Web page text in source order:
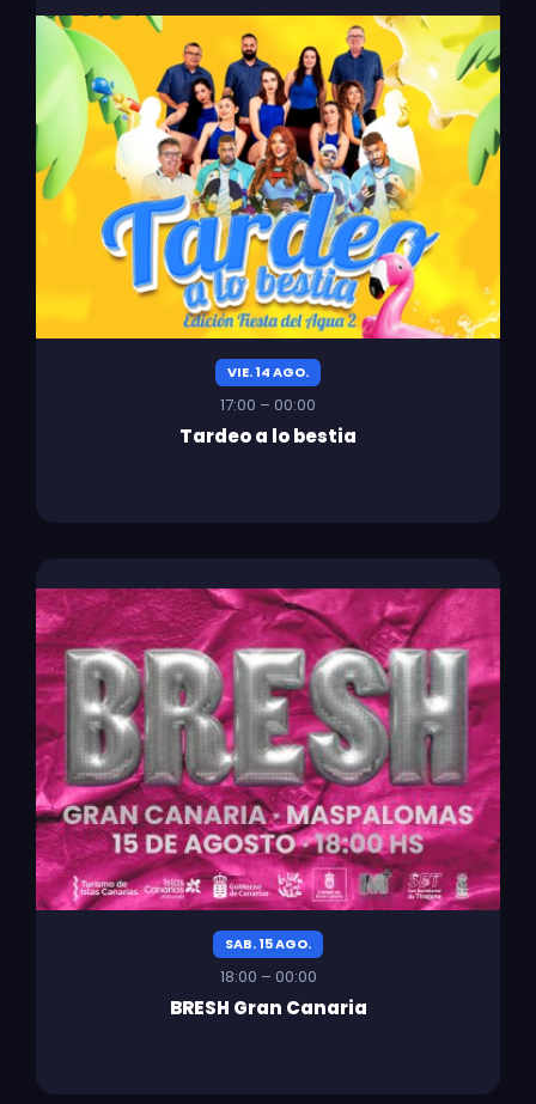
VIE. 14 AGO.
17:00 – 00:00
Tardeo a lo bestia
SAB. 15 AGO.
18:00 – 00:00
BRESH Gran Canaria